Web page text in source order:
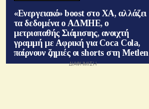
«Ενεργειακό» boost στο ΧΑ, αλλάζει
τα δεδομένα ο ΑΔΜΗΕ, ο
μετριοπαθής Σιάμισιης, ανοιχτή
γραμμή με Αφρική για Coca Cola,
παίρνουν ζημιές οι shorts στη Metlen